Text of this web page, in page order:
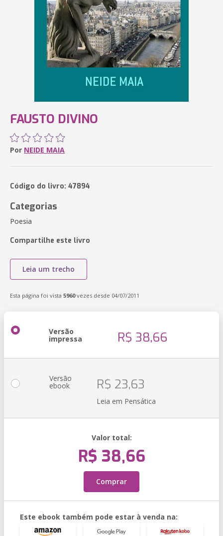
FAUSTO DIVINO
Por NEIDE MAIA
Código do livro: 47894
Categorias
Poesia
Compartilhe este livro
Leia um trecho
Esta página foi vista 5960vezes desde 04/07/2011
Versão
impressa R$ 38,66
Versão
ebook R$ 23,63
Leia em Pensática
Valor total:
R$ 38,66
Comprar
Este ebook também pode estar à venda na: